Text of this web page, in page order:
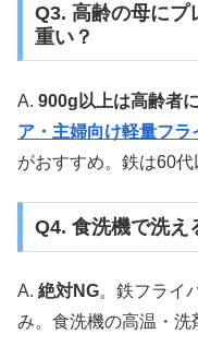
Q3. 高齢の母にプ
重い？
A. 900g以上は高齢者
ア・主婦向け軽量フラ
がおすすめ。鉄は60代
Q4. 食洗機で洗え
A. 絶対NG。鉄フライ
み。食洗機の高温・洗